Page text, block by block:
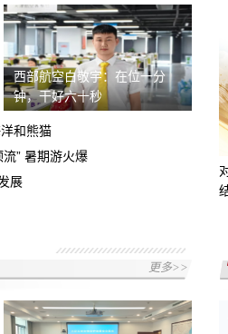
西部航空白敬宇：在位一分
钟，干好六十秒
和熊猫
” 暑期游火爆
展
更多>>